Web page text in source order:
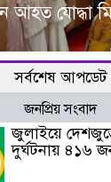
আহত যোদ্ধা
সর্বশেষ আপডেট
জনপ্রিয় সংবাদ
জুলাইয়ে
দুর্ঘটনায় ৪১৬